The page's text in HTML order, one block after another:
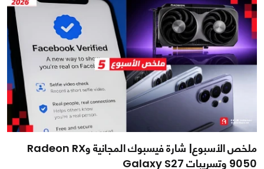
ملخص الأسبوع| شارة فيسبوك المجانية وRadeon RX
9050 وتسريبات Galaxy S27